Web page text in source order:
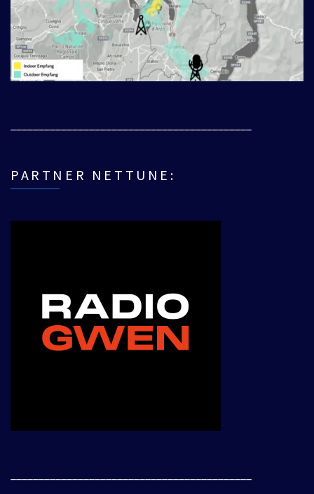
PARTNER NETTUNE: